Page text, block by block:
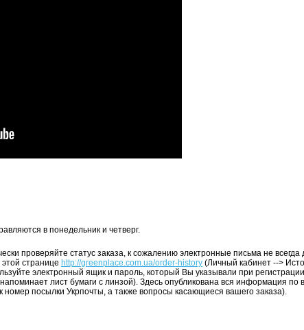
в понедельник и четверг.
проверяйте статус заказа, к сожалению электронные письма не всегда
странице http://greenplace.com.ua/order-history (Личный кабинет -->
электронный ящик и пароль, который Вы указывали при
лист бумаги с линзой). Здесь опубликована вся информация по
номер посылки Укрпочты, а также вопросы касающиеся вашего заказа).